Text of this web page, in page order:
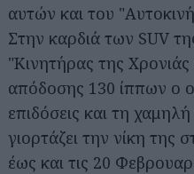
αυτών και του
Στην καρδιά των SUV
"Κινητήρας της
απόδοσης 130 ίππων ο
επιδόσεις και τη
γιορτάζει την νίκη της
έως και τις 20